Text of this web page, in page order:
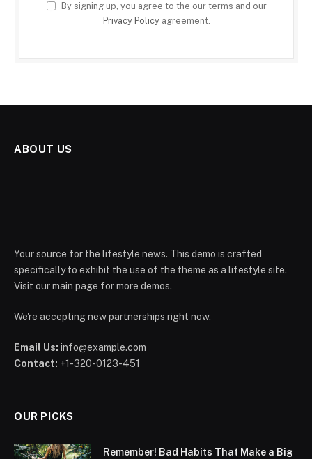
By signing up, you agree to the our terms and our
Privacy Policyagreement.
ABOUT US
Your source for the lifestyle news. This demo is crafted
specifically to exhibit the use of the theme as a lifestyle site.
Visit our main page for more demos.
We're accepting new partnerships right now.
Email Us: info@example.com
Contact: +1-320-0123-451
OUR PICKS
Remember! Bad Habits That Make a Big